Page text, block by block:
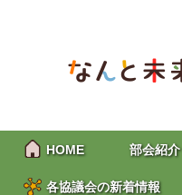
HOME 部会紹介
各協議会の新着情報